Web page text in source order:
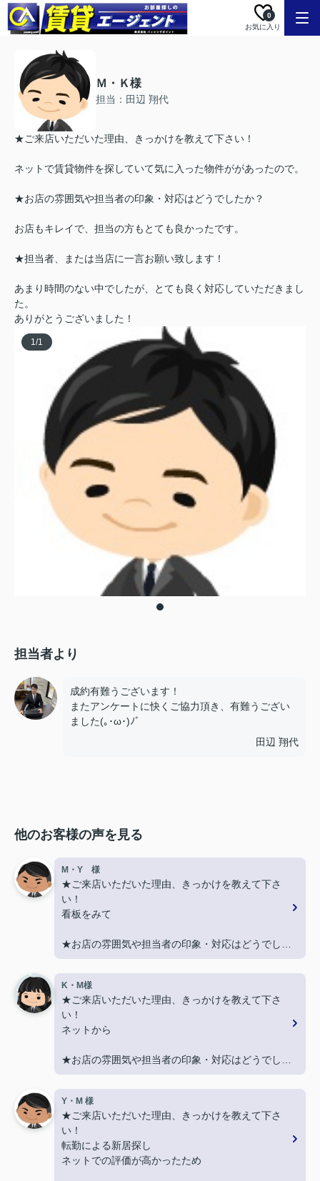
お気に入り
0
Ｍ・Ｋ様
担当：田辺 翔代
★ご来店いただいた理由、きっかけを教えて下さい！
ネットで賃貸物件を探していて気に入った物件ががあったので。
★お店の雰囲気や担当者の印象・対応はどうでしたか？
お店もキレイで、担当の方もとても良かったです。
★担当者、または当店に一言お願い致します！
あまり時間のない中でしたが、とても良く対応していただきまし
た。
ありがとうございました！
1/1
担当者より
成約有難うございます！
またアンケートに快くご協力頂き、有難うござい
ました(｡･ω･)ﾉﾞ
田辺 翔代
他のお客様の声を見る
M・Y 様
★ご来店いただいた理由、きっかけを教えて下さ
い！
看板をみて
★お店の雰囲気や担当者の印象・対応はどうでした
か？
親切に対応いただき良かったです！
★担当者、または当店に一言お願い致します！
契約まで色々とご対応いただきありがとうございま
した！
K・M様
★ご来店いただいた理由、きっかけを教えて下さ
い！
ネットから
★お店の雰囲気や担当者の印象・対応はどうでした
か？
LINEでのコミュニケーションでやりやすい！
★担当者、または当店に一言お願い致します！
沢山LINEを送ってしまいましたが、
丁寧にご対応いただきありがとうございました‼
Y・M 様
★ご来店いただいた理由、きっかけを教えて下さ
い！
転勤による新居探し
ネットでの評価が高かったため